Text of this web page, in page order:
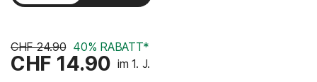
CHF 24.90 40% RABATT*
CHF 14.90 im 1. J.